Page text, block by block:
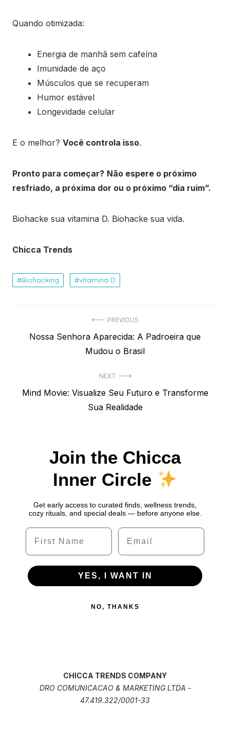
Quando otimizada:
Energia de manhã sem cafeína
Imunidade de aço
Músculos que se recuperam
Humor estável
Longevidade celular
E o melhor? Você controla isso.
Pronto para começar? Não espere o próximo
resfriado, a próxima dor ou o próximo “dia ruim”.
Biohacke sua vitamina D. Biohacke sua vida.
Chicca Trends
Biohacking vitamina D
PREVIOUS
Previous
Nossa Senhora Aparecida: A Padroeira que
Mudou o Brasil
NEXT
Next
Mind Movie: Visualize Seu Futuro e Transforme
Sua Realidade
Join the Chicca
Inner Circle
Get early access to curated finds, wellness trends,
cozy rituals, and special deals — before anyone else.
Name Email
YES, I WANT IN
NO, THANKS
CHICCA TRENDS COMPANY
DRO COMUNICACAO & MARKETING LTDA -
47.419.322/0001-33